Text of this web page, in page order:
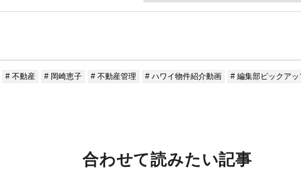
# 不動産 # 岡崎恵子 # 不動産管理 # ハワイ物件紹介動画
# 編集部ピックアッ
合わせて読みたい記事